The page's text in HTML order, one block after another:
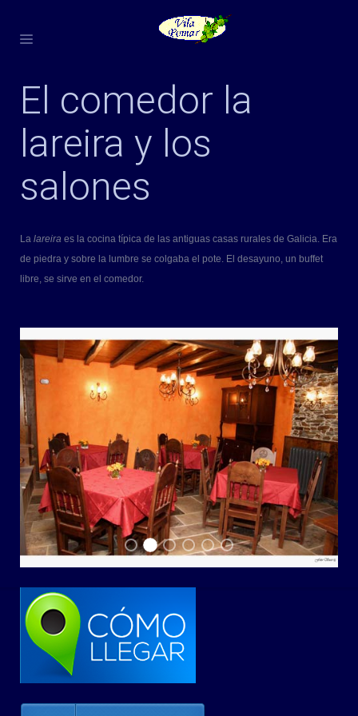
El comedor la
lareira y los
salones
La lareira es la cocina típica de las antiguas casas rurales de Galicia. Era
de piedra y sobre la lumbre se colgaba el pote. El desayuno, un buffet
libre, se sirve en el comedor.
gal1igal1hgal1dgal1cgal1bgal1a